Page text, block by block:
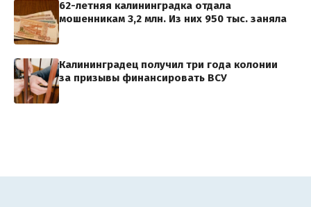
62-летняя калининградка отдала
мошенникам 3,2 млн. Из них 950 тыс. заняла
Калининградец получил три года колонии
за призывы финансировать ВСУ